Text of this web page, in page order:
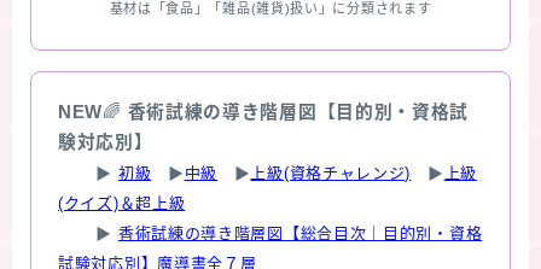
基材は「食品」「雑品(雑貨)扱い」に分類されます
NEW🌈 香術試練の導き階層図【目的別・資格試
験対応別】
▶ 初級 ▶ 中級 ▶ 上級(資格チャレンジ) ▶ 上級
(クイズ)＆超上級
▶ 香術試練の導き階層図【総合目次｜目的別・資格
試験対応別】魔導書全７層